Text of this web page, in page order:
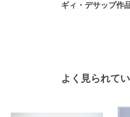
ギィ・デサップ作
よく見られて